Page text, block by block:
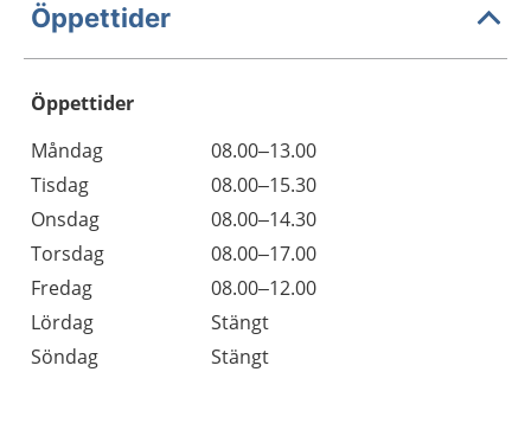
Öppettider
Öppettider
Dag
Öppettider
Kommentarer
Måndag
08.00–13.00
Tisdag
08.00–15.30
Onsdag
08.00–14.30
Torsdag
08.00–17.00
Fredag
08.00–12.00
Lördag
Stängt
Söndag
Stängt